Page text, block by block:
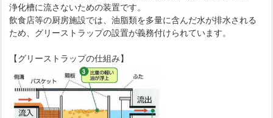
浄化槽に流さないための装置です。
飲食店等の厨房施設では、油脂類を多量に含んだ水が排水される
ため、グリーストラップの設置が義務付けられています。
【グリーストラップの仕組み】